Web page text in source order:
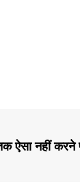
ऐसा नहीं करने